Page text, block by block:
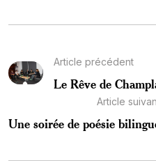
Article précédent
Le Rêve de
Article
Une soirée de poésie